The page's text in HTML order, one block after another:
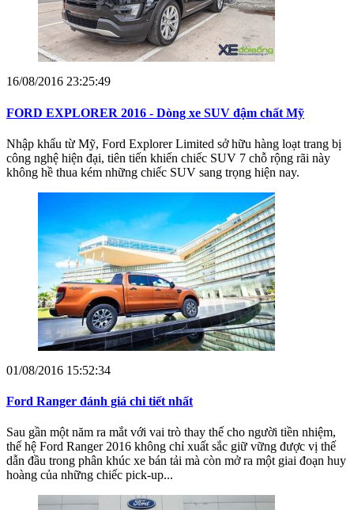
16/08/2016 23:25:49
FORD EXPLORER 2016 - Dòng xe SUV đậm chất Mỹ
Nhập khẩu từ Mỹ, Ford Explorer Limited sở hữu hàng loạt trang bị
công nghệ hiện đại, tiên tiến khiến chiếc SUV 7 chỗ rộng rãi này
không hề thua kém những chiếc SUV sang trọng hiện nay.
01/08/2016 15:52:34
Ford Ranger đánh giá chi tiết nhất
Sau gần một năm ra mắt với vai trò thay thế cho người tiền nhiệm,
thế hệ Ford Ranger 2016 không chỉ xuất sắc giữ vững được vị thế
dẫn đầu trong phân khúc xe bán tải mà còn mở ra một giai đoạn huy
hoàng của những chiếc pick-up...